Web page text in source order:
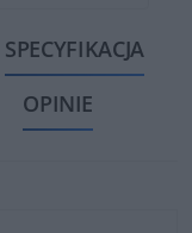
SPECYFIKACJA
OPINIE